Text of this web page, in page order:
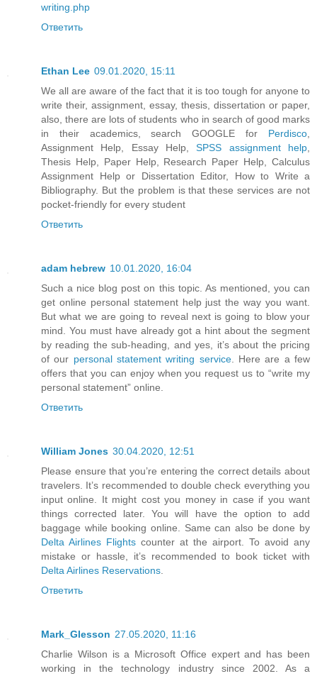
writing.php
Ответить
Ethan Lee 09.01.2020, 15:11
We all are aware of the fact that it is too tough for anyone to
write their, assignment, essay, thesis, dissertation or paper,
also, there are lots of students who in search of good marks
in their academics, search GOOGLE for Perdisco
Assignment Help, Essay Help,SPSS assignment help
Thesis Help, Paper Help, Research Paper Help, Calculus
Assignment Help or Dissertation Editor, How to Write a
Bibliography. But the problem is that these services are not
pocket-friendly for every student
Ответить
adam hebrew 10.01.2020, 16:04
Such a nice blog post on this topic. As mentioned, you can
get online personal statement help just the way you want.
But what we are going to reveal next is going to blow your
mind. You must have already got a hint about the segment
by reading the sub-heading, and yes, it’s about the pricing
of our personal statement writing service. Here are a few
offers that you can enjoy when you request us to “write my
personal statement” online.
Ответить
William Jones 30.04.2020, 12:51
Please ensure that you’re entering the correct details about
travelers. It’s recommended to double check everything you
input online. It might cost you money in case if you want
things corrected later. You will have the option to add
baggage while booking online. Same can also be done by
Delta Airlines Flights counter at the airport. To avoid any
mistake or hassle, it’s recommended to book ticket with
Delta Airlines Reservations
Ответить
Mark_Glesson 27.05.2020, 11:16
Charlie Wilson is a Microsoft Office expert and has been
working in the technology industry since 2002. As a